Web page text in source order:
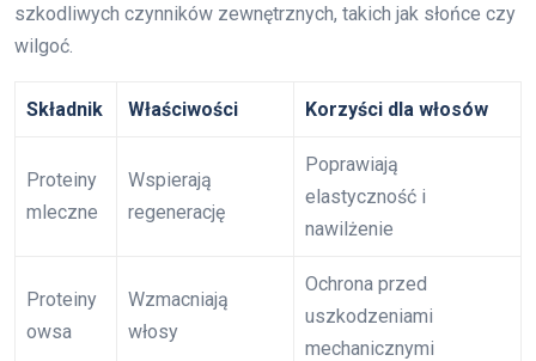
szkodliwych czynników zewnętrznych, takich jak słońce czy
wilgoć.
Składnik Właściwości Korzyści dla włosów
Proteiny
mleczne
Wspierają
regenerację
Poprawiają
elastyczność i
nawilżenie
Proteiny
owsa
Wzmacniają
włosy
Ochrona przed
uszkodzeniami
mechanicznymi